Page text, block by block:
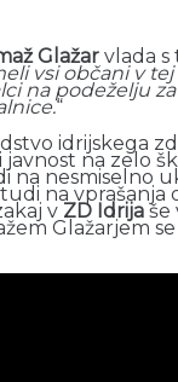
Glažar vlada
vsi občani v
na podeželju
“
idrijskega
na zelo
na nesmiselno
na vprašanja
v ZD Idrija še
Glažarjem